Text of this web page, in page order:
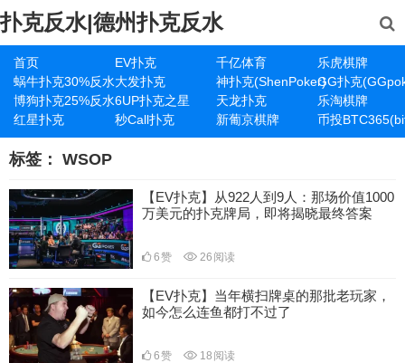
扑克反水|德州扑克反水
首页 EV扑克 千亿体育
乐虎棋牌
蜗牛扑克30%反水大发扑克 神扑克(ShenPoker)GG扑克
博狗扑克25%反水6UP扑克之星 天龙扑克
乐淘棋牌
红星扑克
秒Call扑克 新葡京棋牌 币投
标签： WSOP
【EV扑克】从922人到9人：那场价值1000
万美元的扑克牌局，即将揭晓最终答案
6赞 26 阅读
【EV扑克】当年横扫牌桌的那批老玩家，
如今怎么连鱼都打不过了
6赞 18 阅读